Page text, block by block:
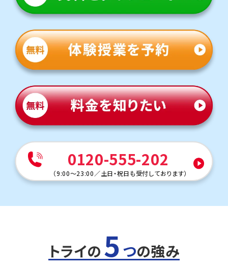
※模試受講生を除くトライ生徒の合格実績の一部。
の生徒さまが学校指定のワークを使って授業を受けていま
す。
定期テスト対策
数学（教科書：啓林館）
前原東中は基礎問題も応用問題も学校指定のワークから
の教材も使用可能。多くの生徒さまがワークを使って授業
を受けています。
英語（教科書：東京書籍）
前原東中は基礎問題も応用問題も学校指定のワークから
の出題が多いです。トライでは学校の教材も使用可能。多く
の生徒さまが学校指定のワークを使って授業を受けていま
人気のコース
定期テスト・内申点対策コース
公立高校入試対策コース
トライは学校から約20分の立地にあり、学校と少し離れて
定期テスト対策
数学（教科書：啓林館）
前原西中は学校指定のワークからの出題が多いため、ワー
0120-555-202
（9:00～23:00 ／土日・祝日も受付しております）
トライの 5 つの強み